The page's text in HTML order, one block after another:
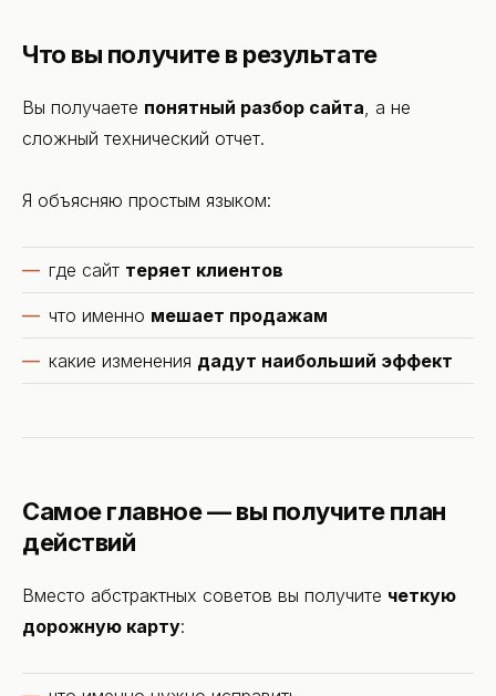
Что вы получите в результате
Вы получаете понятный разбор сайта, а не
сложный технический отчет.
Я объясняю простым языком:
где сайт теряет клиентов
что именно мешает продажам
какие изменения дадут наибольший эффект
Самое главное — вы получите план
действий
Вместо абстрактных советов вы получите четкую
дорожную карту: